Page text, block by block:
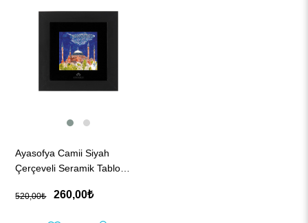
Ayasofya Camii Siyah
Çerçeveli Seramik Tablo
260,00₺
520,00₺